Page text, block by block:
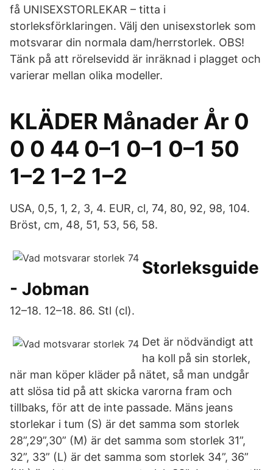
få UNISEXSTORLEKAR – titta i
storleksförklaringen. Välj den unisexstorlek som
motsvarar din normala dam/herrstorlek. OBS!
Tänk på att rörelsevidd är inräknad i plagget och
varierar mellan olika modeller.
KLÄDER Månader År 0
0 0 44 0–1 0–1 0–1 50
1–2 1–2 1–2
USA, 0,5, 1, 2, 3, 4. EUR, cl, 74, 80, 92, 98, 104.
Bröst, cm, 48, 51, 53, 56, 58.
Storleksguide
- Jobman
12–18. 12–18. 86. Stl (cl).
Det är nödvändigt att
ha koll på sin storlek,
när man köper kläder på nätet, så man undgår
att slösa tid på att skicka varorna fram och
tillbaks, för att de inte passade. Mäns jeans
storlekar i tum (S) är det samma som storlek
28”,29”,30” (M) är det samma som storlek 31”,
32”, 33” (L) är det samma som storlek 34”, 36”